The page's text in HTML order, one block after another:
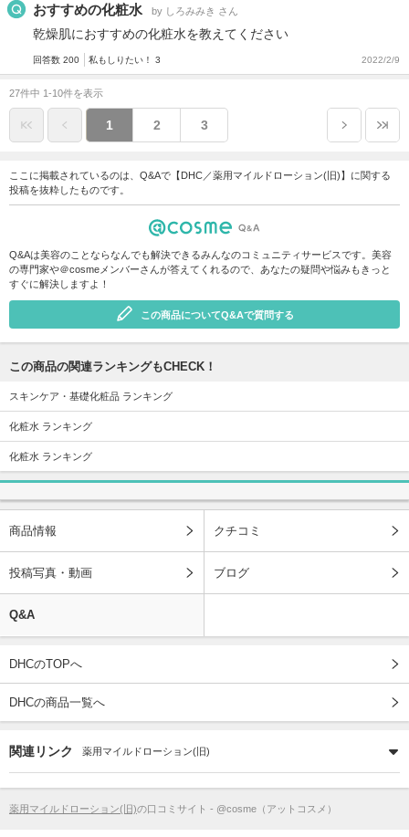
おすすめの化粧水 by しろみみき さん
乾燥肌におすすめの化粧水を教えてください
回答数 200 私もしりたい！ 3 2022/2/9
27件中 1-10件を表示
1 2 3
ここに掲載されているのは、Q&Aで【DHC／薬用マイルドローション(旧)】に関する
投稿を抜粋したものです。
Q&Aは美容のことならなんでも解決できるみんなのコミュニティサービスです。美容
の専門家や＠cosmeメンバーさんが答えてくれるので、あなたの疑問や悩みもきっと
すぐに解決しますよ！
この商品についてQ&Aで質問する
この商品の関連ランキングもCHECK！
スキンケア・基礎化粧品 ランキング
化粧水 ランキング
化粧水 ランキング
商品情報 クチコミ
投稿写真・動画 ブログ
Q&A
DHCのTOPへ
DHCの商品一覧へ
関連リンク 薬用マイルドローション(旧)
薬用マイルドローション(旧)の口コミサイト - @cosme（アットコスメ）